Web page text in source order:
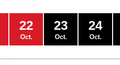
22
Oct.
23
Oct.
24
Oct.